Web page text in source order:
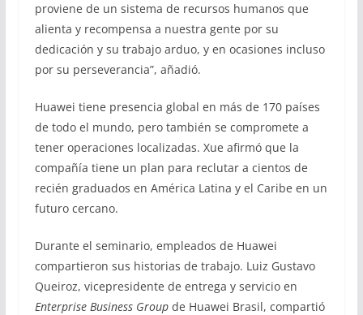
proviene de un sistema de recursos humanos que
alienta y recompensa a nuestra gente por su
dedicación y su trabajo arduo, y en ocasiones incluso
por su perseverancia”, añadió.
Huawei tiene presencia global en más de 170 países
de todo el mundo, pero también se compromete a
tener operaciones localizadas. Xue afirmó que la
compañía tiene un plan para reclutar a cientos de
recién graduados en América Latina y el Caribe en un
futuro cercano.
Durante el seminario, empleados de Huawei
compartieron sus historias de trabajo. Luiz Gustavo
Queiroz, vicepresidente de entrega y servicio en
Enterprise Business Groupde Huawei Brasil, compartió